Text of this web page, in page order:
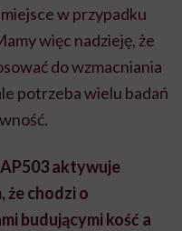
w przypadku
więc nadzieję, że
do wzmacniania
potrzeba wielu badań
aktywuje
że chodzi o
budującymi kość a